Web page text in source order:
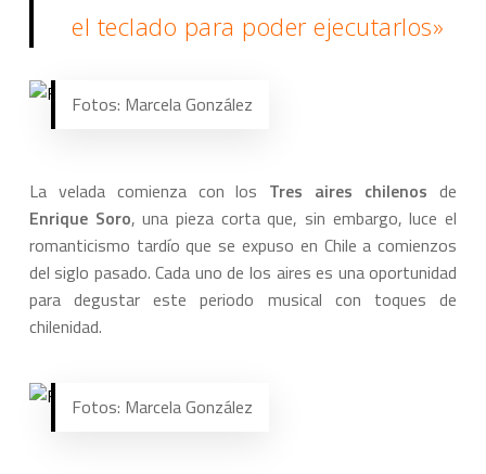
el teclado para poder ejecutarlos»
Fotos: Marcela González
La velada comienza con los Tres aires chilenos de
Enrique Soro, una pieza corta que, sin embargo, luce el
romanticismo tardío que se expuso en Chile a comienzos
del siglo pasado. Cada uno de los aires es una oportunidad
para degustar este periodo musical con toques de
chilenidad.
Fotos: Marcela González